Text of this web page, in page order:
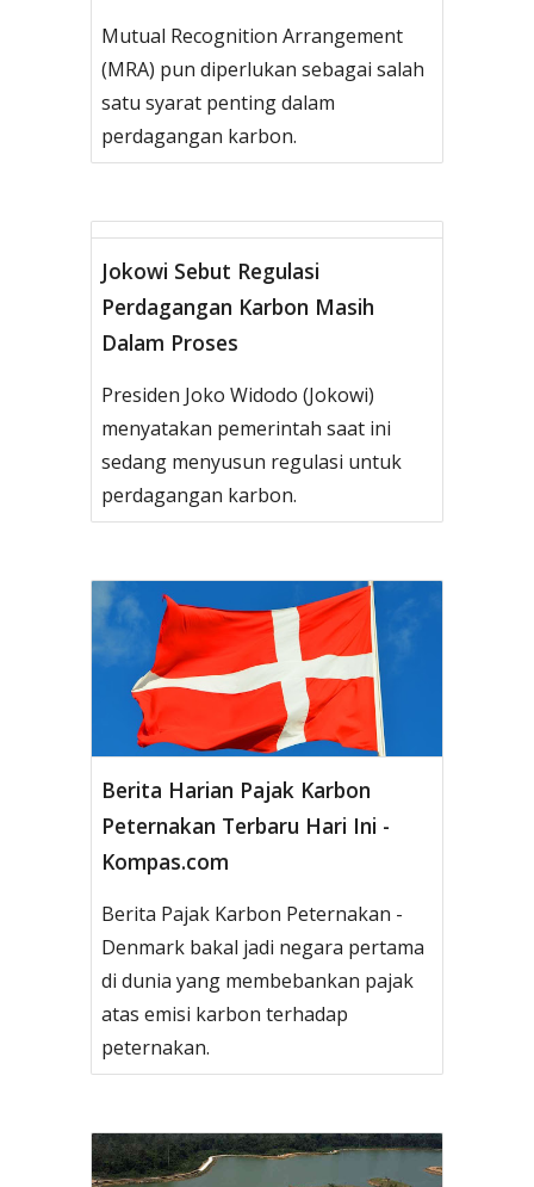
Mutual Recognition Arrangement
(MRA) pun diperlukan sebagai salah
satu syarat penting dalam
perdagangan karbon.
Jokowi Sebut Regulasi
Perdagangan Karbon Masih
Dalam Proses
Presiden Joko Widodo (Jokowi)
menyatakan pemerintah saat ini
sedang menyusun regulasi untuk
perdagangan karbon.
Berita Harian Pajak Karbon
Peternakan Terbaru Hari Ini -
Kompas.com
Berita Pajak Karbon Peternakan -
Denmark bakal jadi negara pertama
di dunia yang membebankan pajak
atas emisi karbon terhadap
peternakan.